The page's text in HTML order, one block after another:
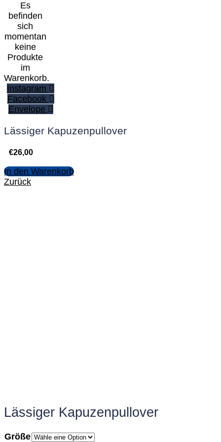
Es
befinden
sich
momentan
keine
Produkte
im
Warenkorb.
Instagram
Facebook
Envelope
Lässiger Kapuzenpullover
€26,00
In den Warenkorb
Zurück
Lässiger Kapuzenpullover
Größe